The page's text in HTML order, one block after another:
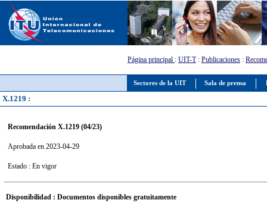
Sectores de la UIT Sala de prensa
Página principal : UIT-T: Publicaciones :
X.1219 :
Recomendación X.1219 (04/23)
Aprobada en 2023-04-29
Estado : En vigor
Disponibilidad : Documentos disponibles gratuitamente